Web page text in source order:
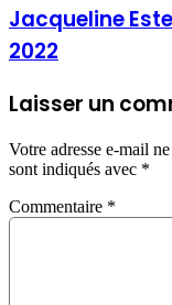
Jacqueline
2022
Laisser un
Votre adresse e-mail
sont indiqués avec *
Commentaire *